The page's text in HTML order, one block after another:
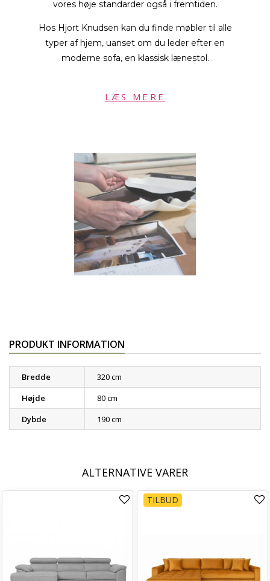
vores høje standarder også i fremtiden.
Hos Hjort Knudsen kan du finde møbler til alle
typer af hjem, uanset om du leder efter en
moderne sofa, en klassisk lænestol.
LÆS MERE
PRODUKT INFORMATION
Bredde
320 cm
Højde
80 cm
Dybde
190 cm
ALTERNATIVE VARER
TILBUD